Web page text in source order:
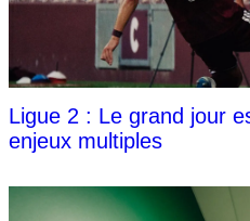
Ligue 2 : Le grand jour
enjeux multiples